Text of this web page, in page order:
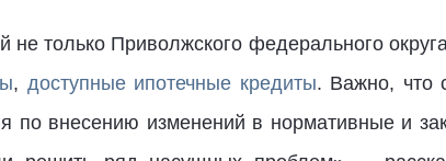
только Приволжского федерального
, доступные ипотечные кредиты. Важно, что
по внесению изменений в нормативные и